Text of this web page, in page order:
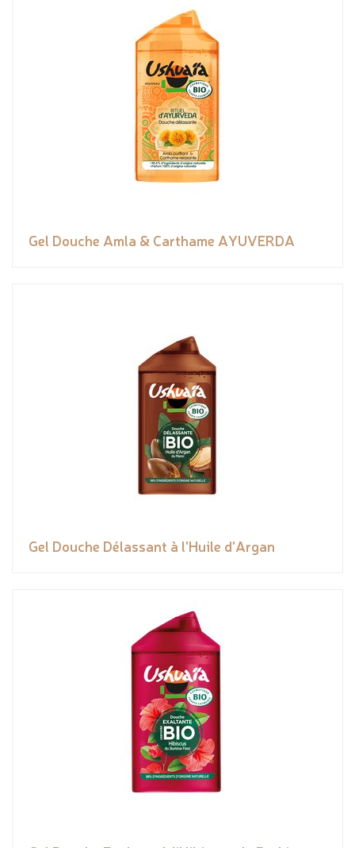
Gel Douche Amla & Carthame AYUVERDA
Gel Douche Délassant à l'Huile d'Argan